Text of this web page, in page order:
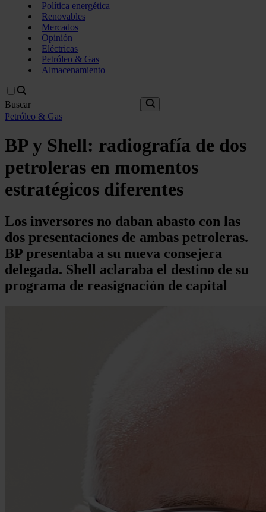
Política energética
Renovables
Mercados
Opinión
Eléctricas
Petróleo & Gas
Almacenamiento
Buscar
Petróleo & Gas
BP y Shell: radiografía de dos
petroleras en momentos
estratégicos diferentes
Los inversores no daban abasto con las
dos presentaciones de ambas petroleras.
BP presentaba a su nueva consejera
delegada. Shell aclaraba el destino de su
programa de reasignación de capital